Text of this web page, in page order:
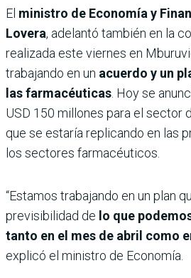
El ministro de Economía y
Lovera, adelantó también en la
realizada este viernes en
trabajando en un acuerdo y un
las farmacéuticas . Hoy se
USD 150 millones para el sector
que se estaría replicando en las
los sectores farmacéuticos.
“Estamos trabajando en un plan
previsibilidad de lo que
tanto en el mes de abril como
explicó el ministro de Economía.